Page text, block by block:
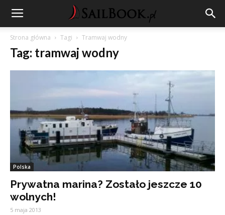
Strona główna Tagi Tramwaj wodny
Tag: tramwaj wodny
Polska
Prywatna marina? Zostało jeszcze 10
wolnych!
5 maja 2013